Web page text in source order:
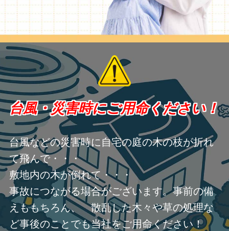
台風・災害時にご用命ください！
台風などの災害時に自宅の庭の木の枝が折れ
て飛んで・・・
敷地内の木が倒れて・・・
事故につながる場合がございます。事前の備
えももちろん、 散乱した木々や草の処理な
ど事後のことでも当社をご用命ください！